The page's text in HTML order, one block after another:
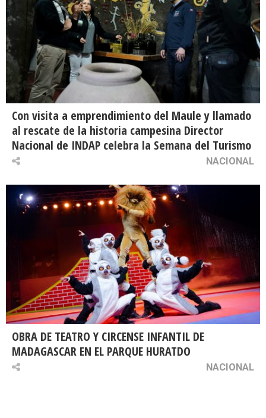
Con visita a emprendimiento del Maule y llamado
al rescate de la historia campesina Director
Nacional de INDAP celebra la Semana del Turismo
NACIONAL
OBRA DE TEATRO Y CIRCENSE INFANTIL DE
MADAGASCAR EN EL PARQUE HURATDO
NACIONAL